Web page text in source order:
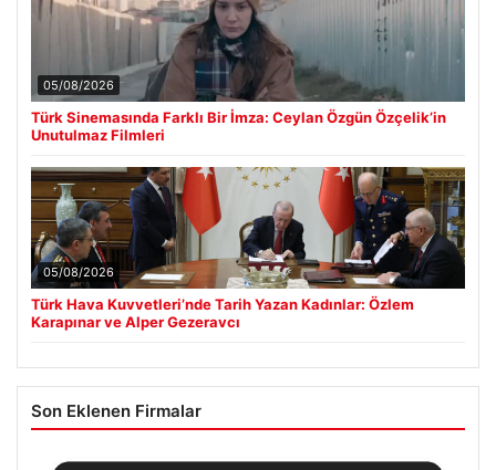
05/08/2026
Türk Sinemasında Farklı Bir İmza: Ceylan Özgün Özçelik’in
Unutulmaz Filmleri
05/08/2026
Türk Hava Kuvvetleri’nde Tarih Yazan Kadınlar: Özlem
Karapınar ve Alper Gezeravcı
Son Eklenen Firmalar